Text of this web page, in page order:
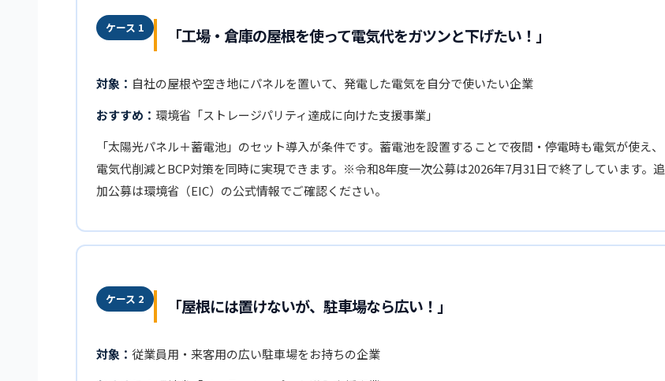
ケース 1 「工場・倉庫の屋根を使って電気代をガツンと下げたい！」
対象： 自社の屋根や空き地にパネルを置いて、発電した電気を自分で使いたい企業
おすすめ： 環境省「ストレージパリティ達成に向けた支援事業」
「太陽光パネル＋蓄電池」のセット導入が条件です。蓄電池を設置することで夜間・停電時も電気が使え、
電気代削減とBCP対策を同時に実現できます。※令和8年度一次公募は2026年7月31日で終了しています。追
加公募は環境省（EIC）の公式情報でご確認ください。
ケース 2 「屋根には置けないが、駐車場なら広い！」
対象： 従業員用・来客用の広い駐車場をお持ちの企業